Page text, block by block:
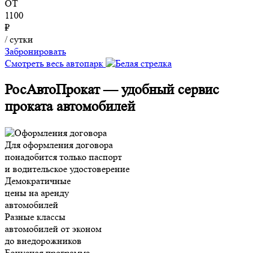
ОТ
1100
₽
/ сутки
Забронировать
Смотреть весь автопарк
РосАвтоПрокат — удобный сервис
проката автомобилей
Для оформления договора
понадобится только паспорт
и водительское удостоверение
Демократичные
цены на аренду
автомобилей
Разные классы
автомобилей от эконом
до внедорожников